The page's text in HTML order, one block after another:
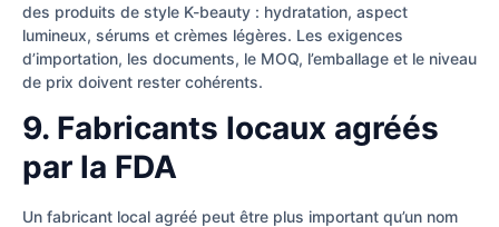
des produits de style K-beauty : hydratation, aspect
lumineux, sérums et crèmes légères. Les exigences
d’importation, les documents, le MOQ, l’emballage et le niveau
de prix doivent rester cohérents.
9. Fabricants locaux agréés
par la FDA
Un fabricant local agréé peut être plus important qu’un nom